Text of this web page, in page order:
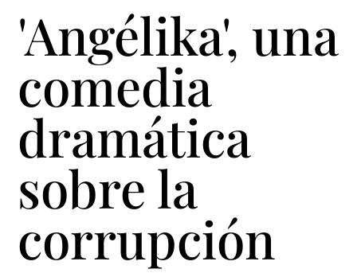
'Angélika', una
comedia
dramática
sobre la
corrupción